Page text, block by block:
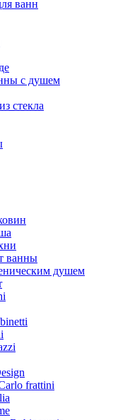
ванн
с душем
стекла
ванны
душем
frattini